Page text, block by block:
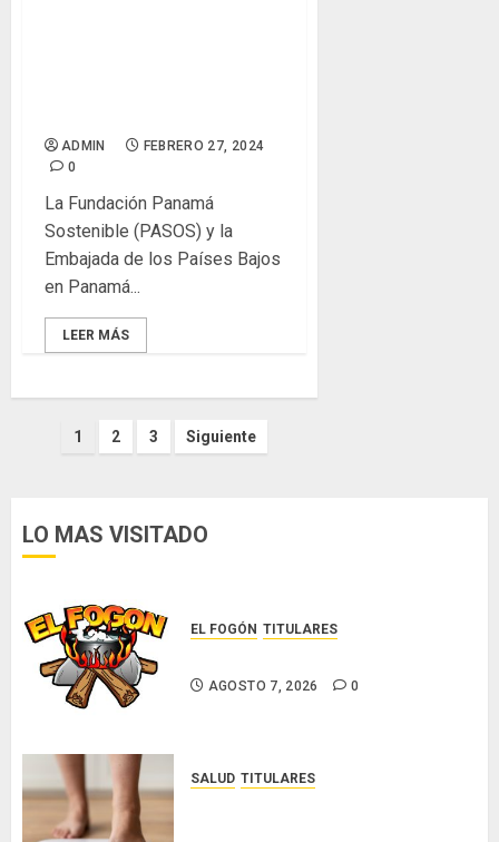
ADMIN
FEBRERO 27, 2024
0
La Fundación Panamá
Sostenible (PASOS) y la
Embajada de los Países Bajos
en Panamá...
LEER MÁS
Paginación
entradas
1 2 3 Siguiente
LO MAS VISITADO
EL FOGÓN TITULARES
AGOSTO 7, 2026 0
SALUD TITULARES